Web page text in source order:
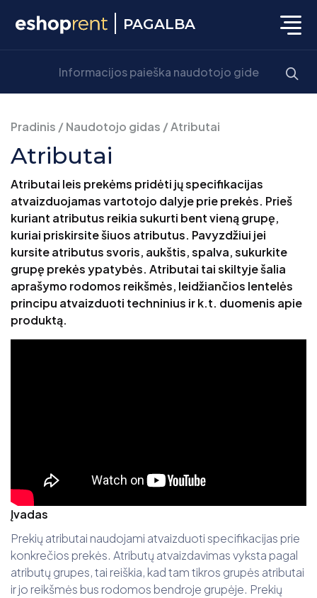
PAGALBA
Pradinis /Naudotojo gidas /Atributai
Atributai
Atributai leis prekėms pridėti jų specifikacijas
atvaizduojamas vartotojo dalyje prie prekės. Prieš
kuriant atributus reikia sukurti bent vieną grupę,
kuriai priskirsite šiuos atributus. Pavyzdžiui jei
kursite atributus svoris, aukštis, spalva, sukurkite
grupę prekės ypatybės. Atributai tai skiltyje šalia
aprašymo rodomos reikšmės, leidžiančios lentelės
principu atvaizduoti techninius ir k.t. duomenis apie
produktą.
Įvadas
Prekių atributai naudojami atvaizduoti specifikacijas prie
konkrečios prekės. Atributų atvaizdavimas vyksta pagal
atributų grupes, tai reiškia, kad tam tikros grupės atributai
ir jo reikšmės bus rodomos bendroje grupėje. Prekių